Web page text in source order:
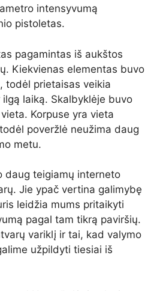
intensyvumą
pistoletas.
pagamintas iš aukštos
Kiekvienas elementas buvo
todėl prietaisas veikia
laiką. Skalbyklėje buvo
Korpuse yra vieta
poveržlė neužima daug
metu.
daug teigiamų interneto
Jie ypač vertina galimybę
leidžia mums pritaikyti
pagal tam tikrą paviršių.
variklį ir tai, kad valymo
užpildyti tiesiai iš